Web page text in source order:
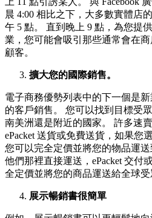
晨 4:00 相比之下，大多數實體店
午 5 點。 直到晚上 9 點，為您提
業，您可能會吸引那些通常會在
顧客。
擴大您的國際銷售。
電子商務優勢列表中的下一個是
的客戶銷售。 您可以找到目標受
南美洲還是附近的國家。 許多速
ePacket 送貨或免費送貨，如果您
您可以完全定價並將您的物品運
他們那裡直接運送，ePacket 交付
全定價並將您的商品運送給全球受
展示暢銷書很簡單